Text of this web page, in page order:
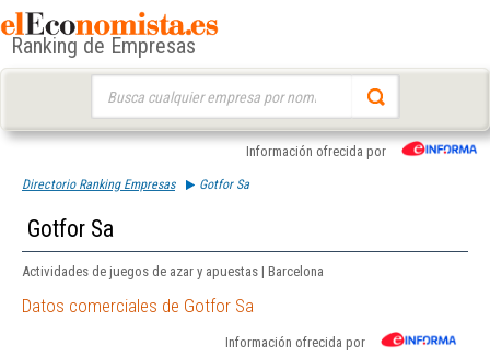
Ranking de Empresas
Información ofrecida por
Directorio Ranking Empresas Gotfor Sa
Gotfor Sa
Actividades de juegos de azar y apuestas | Barcelona
Datos comerciales de Gotfor Sa
Información ofrecida por